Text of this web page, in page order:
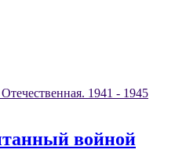
1941 - 1945
войной